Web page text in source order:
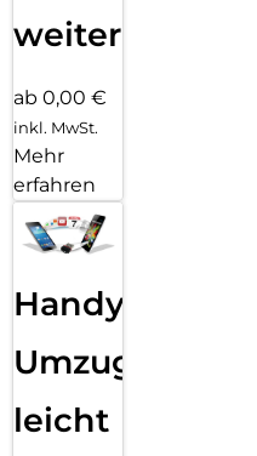
weiter
ab 0,00 €
inkl. MwSt.
Mehr
erfahren
Handy
Umzug
leicht